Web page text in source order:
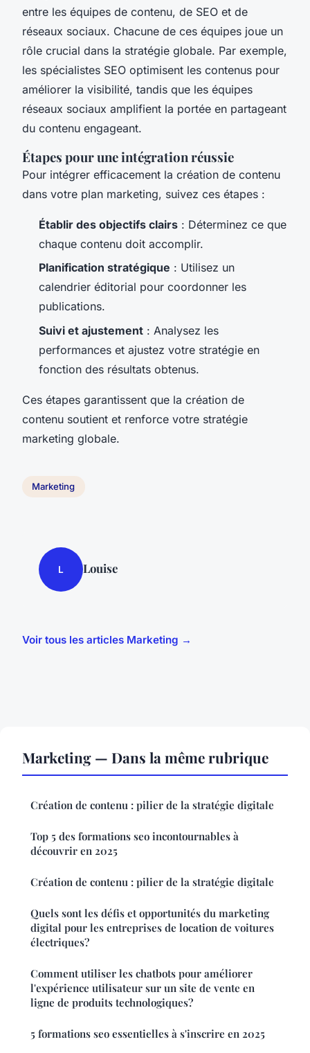
entre les équipes de contenu, de SEO et de
réseaux sociaux. Chacune de ces équipes joue un
rôle crucial dans la stratégie globale. Par exemple,
les spécialistes SEO optimisent les contenus pour
améliorer la visibilité, tandis que les équipes
réseaux sociaux amplifient la portée en partageant
du contenu engageant.
Étapes pour une intégration réussie
Pour intégrer efficacement la création de contenu
dans votre plan marketing, suivez ces étapes :
Établir des objectifs clairs : Déterminez ce que
chaque contenu doit accomplir.
Planification stratégique : Utilisez un
calendrier éditorial pour coordonner les
publications.
Suivi et ajustement : Analysez les
performances et ajustez votre stratégie en
fonction des résultats obtenus.
Ces étapes garantissent que la création de
contenu soutient et renforce votre stratégie
marketing globale.
Marketing
L Louise
Voir tous les articles Marketing →
Marketing — Dans la même rubrique
Création de contenu : pilier de la stratégie digitale
Top 5 des formations seo incontournables à
découvrir en 2025
Création de contenu : pilier de la stratégie digitale
Quels sont les défis et opportunités du marketing
digital pour les entreprises de location de voitures
électriques?
Comment utiliser les chatbots pour améliorer
l'expérience utilisateur sur un site de vente en
ligne de produits technologiques?
5 formations seo essentielles à s'inscrire en 2025